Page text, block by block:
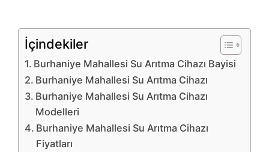
İçindekiler
Burhaniye Mahallesi Su Arıtma Cihazı Bayisi
Burhaniye Mahallesi Su Arıtma Cihazı
Burhaniye Mahallesi Su Arıtma Cihazı
Modelleri
Burhaniye Mahallesi Su Arıtma Cihazı
Fiyatları